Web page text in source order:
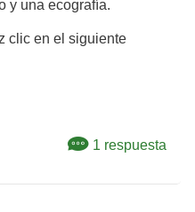
y una ecografía.
clic en el siguiente
1 respuesta